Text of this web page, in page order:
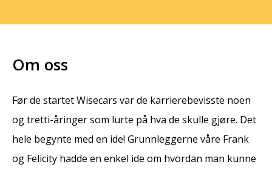
Om oss
Før de startet Wisecars var de karrierebevisste noen
og tretti-åringer som lurte på hva de skulle gjøre. Det
hele begynte med en ide! Grunnleggerne våre Frank
og Felicity hadde en enkel ide om hvordan man kunne